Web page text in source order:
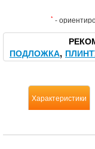
* -
ПОДЛОЖКА
Характеристики